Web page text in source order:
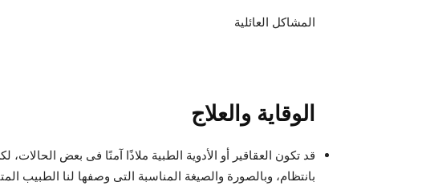
المشاكل العائلية
الوقاية والعلاج
قد تكون العقاقير أو الأدوية الطبية ملاذًا آمنًا فى بعض
بانتظام، وبالصورة والصيغة المناسبة التى وصفها لنا الطبيب